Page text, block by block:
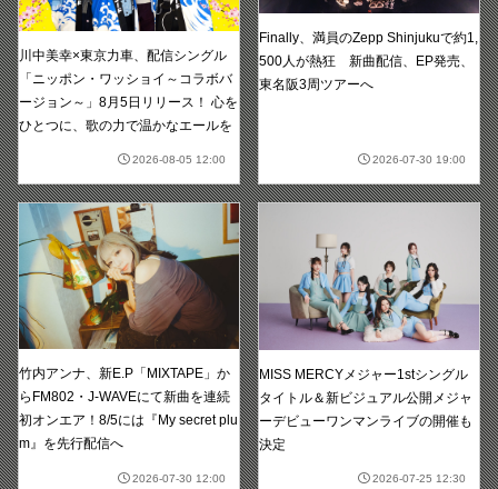
川中美幸×東京力車、配信シングル
「ニッポン・ワッショイ～コラボバ
ージョン～」8月5日リリース！ 心を
ひとつに、歌の力で温かなエールを
2026-08-05 12:00
Finally、満員のZepp Shinjukuで約1,
500人が熱狂 新曲配信、EP発売、
東名阪3周ツアーへ
2026-07-30 19:00
竹内アンナ、新E.P「MIXTAPE」か
らFM802・J-WAVEにて新曲を連続
初オンエア！8/5には『My secret plu
m』を先行配信へ
2026-07-30 12:00
MISS MERCYメジャー1stシングル
タイトル＆新ビジュアル公開メジャ
ーデビューワンマンライブの開催も
決定
2026-07-25 12:30